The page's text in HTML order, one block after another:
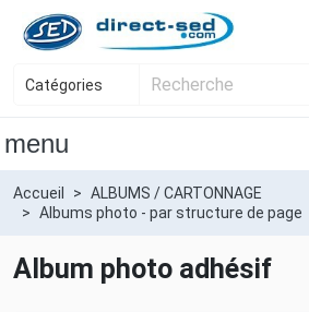
menu
Accueil
ALBUMS / CARTONNAGE
Albums photo - par structure de page
Album photo adhésif